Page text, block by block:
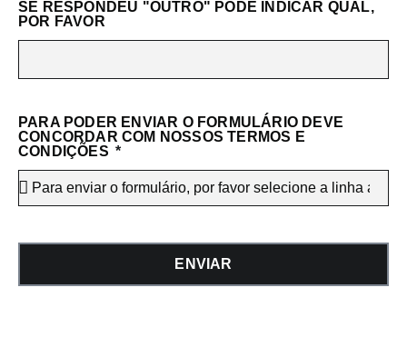
SE RESPONDEU "OUTRO" PODE INDICAR QUAL,
POR FAVOR
PARA PODER ENVIAR O FORMULÁRIO DEVE
CONCORDAR COM NOSSOS TERMOS E
CONDIÇÕES
ENVIAR